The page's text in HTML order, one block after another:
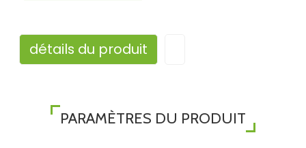
détails du produit
PARAMÈTRES DU PRODUIT